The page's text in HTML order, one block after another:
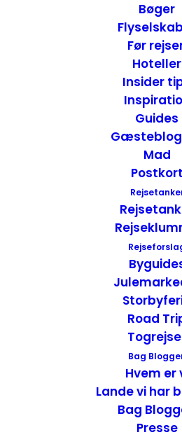
Bøger
Før
Hoteller
Insider
Guides
Mad
Postkort
Road
Bag
Hvem er
Lande vi har
Bag
Presse
Rejseforslag Road Trip – New
Rejseforslag,
Boston - Massachusetts,
Anmeldelse af The Langham
USA - Øst